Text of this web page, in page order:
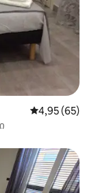
საშუალო
4,95 (65)